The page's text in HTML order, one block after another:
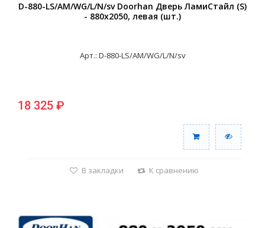
D-880-LS/AM/WG/L/N/sv Doorhan Дверь ЛамиСтайл (S)
- 880х2050, левая (шт.)
Арт.: D-880-LS/AM/WG/L/N/sv
18 325 ₽
В закладки К сравнению